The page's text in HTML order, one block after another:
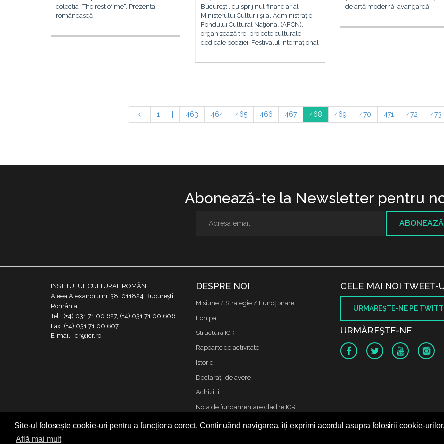
Site-ul folosește cookie-uri pentru a funcționa corect. Continuând navigarea, iți exprimi acordul asupra folosirii cookie-urilor.
Află mai mult
colecția „The rest of me“. Prezența
românească
de artă modernă, avangardă
Bucureşti, cu sprijinul financiar al
Ministerului Culturii şi al Administraţiei
Fondului Cultural Naţional (AFCN),
organizează trei proiecte culturale
dedicate poeziei: Festivalul Internaţional
1 463 464 465 466 467 468 469 470 471 472 473
Abonează-te la Newsletter pentru
INSTITUTUL CULTURAL ROMÂN
Aleea Alexandru nr. 38, 011824 București,
România
Tel.: (+4) 031 71 00 627, (+4) 031 71 00 606
Fax: (+4) 031 71 00 607
E-mail: icr@icr.ro
DESPRE NOI
Misiune / Strategie / Funcţionare
Echipa
Structura ICR
Rapoarte de activitate
Istoric
Declaraţii de avere
Achizitii
Nota de fundamentare cladire ICR
Contact
CELE MAI NOI TWEET-
URMĂREŞTE-NE PE
URMĂREŞTE-NE